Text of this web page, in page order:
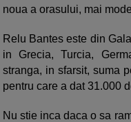
noua a orasului, mai
Relu Bantes este din
in Grecia, Turcia,
stranga, in sfarsit, suma
pentru care a dat 31.000
Nu stie inca daca o sa